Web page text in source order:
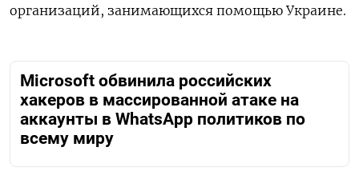
организаций, занимающихся помощью Украине.
Microsoft обвинила российских
хакеров в массированной атаке на
аккаунты в WhatsApp политиков по
всему миру